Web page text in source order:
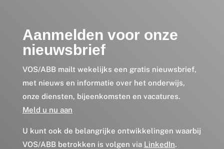
Aanmelden voor onze
nieuwsbrief
VOS/ABB mailt wekelijks een gratis nieuwsbrief,
met nieuws en informatie over het onderwijs,
onze diensten, bijeenkomsten en vacatures.
Meld u nu aan
U kunt ook de belangrijke ontwikkelingen waarbij
VOS/ABB betrokken is volgen via LinkedIn.